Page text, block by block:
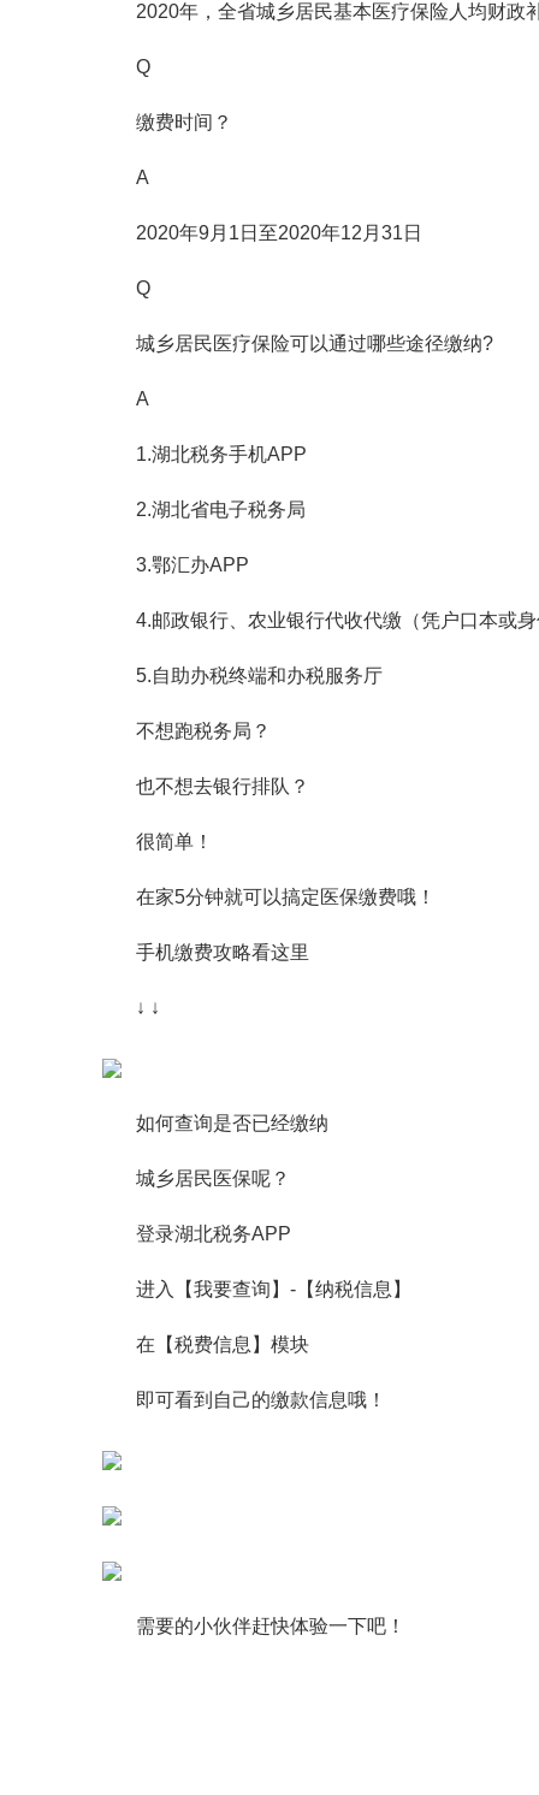
2020年，全省城乡居民基本医疗保险人均财
Q
缴费时间？
A
2020年9月1日至2020年12月31日
Q
城乡居民医疗保险可以通过哪些途径缴纳?
A
1.湖北税务手机APP
2.湖北省电子税务局
3.鄂汇办APP
4.邮政银行、农业银行代收代缴（凭户口本或
5.自助办税终端和办税服务厅
不想跑税务局？
也不想去银行排队？
很简单！
在家5分钟就可以搞定医保缴费哦！
手机缴费攻略看这里
↓ ↓
如何查询是否已经缴纳
城乡居民医保呢？
登录湖北税务APP
进入【我要查询】-【纳税信息】
在【税费信息】模块
即可看到自己的缴款信息哦！
需要的小伙伴赶快体验一下吧！